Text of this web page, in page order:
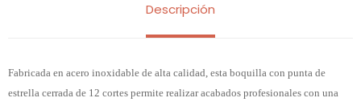
Descripción
Fabricada en acero inoxidable de alta calidad, esta boquilla con punta de
estrella cerrada de 12 cortes permite realizar acabados profesionales con una